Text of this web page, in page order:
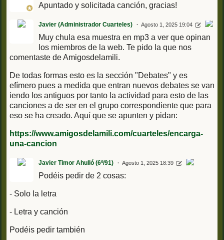
Apuntado y solicitada canción, gracias!
Javier (Administrador Cuarteles) Agosto 1, 2025 19:04
Muy chula esa muestra en mp3 a ver que opinan
los miembros de la web. Te pido la que nos
comentaste de Amigosdelamili.
De todas formas esto es la sección "Debates" y es
efímero pues a medida que entran nuevos debates se van
iendo los antiguos por tanto la actividad para esto de las
canciones a de ser en el grupo correspondiente que para
eso se ha creado. Aquí que se apunten y pidan:
https://www.amigosdelamili.com/cuarteles/encarga-
una-cancion
Javier Timor Ahulló (6º/91) Agosto 1, 2025 18:39
Podéis pedir de 2 cosas:
- Solo la letra
- Letra y canción
Podéis pedir también